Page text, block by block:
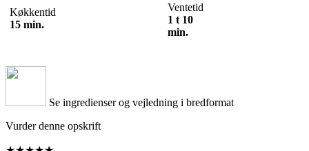
Køkkentid
15 min.
Ventetid
1 t 10
min.
Se ingredienser og vejledning i bredformat
Vurder denne opskrift